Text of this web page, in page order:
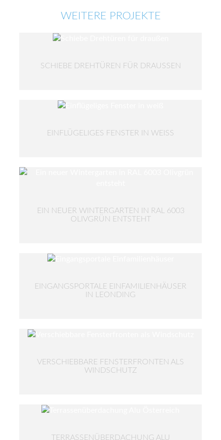
WEITERE PROJEKTE
SCHIEBE DREHTÜREN FÜR DRAUSSEN
EINFLÜGELIGES FENSTER IN WEISS
EIN NEUER WINTERGARTEN IN RAL 6003
OLIVGRÜN ENTSTEHT
EINGANGSPORTALE EINFAMILIENHÄUSER
IN LEONDING
VERSCHIEBBARE FENSTERFRONTEN ALS
WINDSCHUTZ
TERRASSENÜBERDACHUNG ALU